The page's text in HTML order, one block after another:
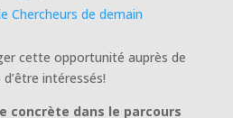
Chercheurs de demain
cette opportunité auprès de
intéressés!
concrète dans le parcours